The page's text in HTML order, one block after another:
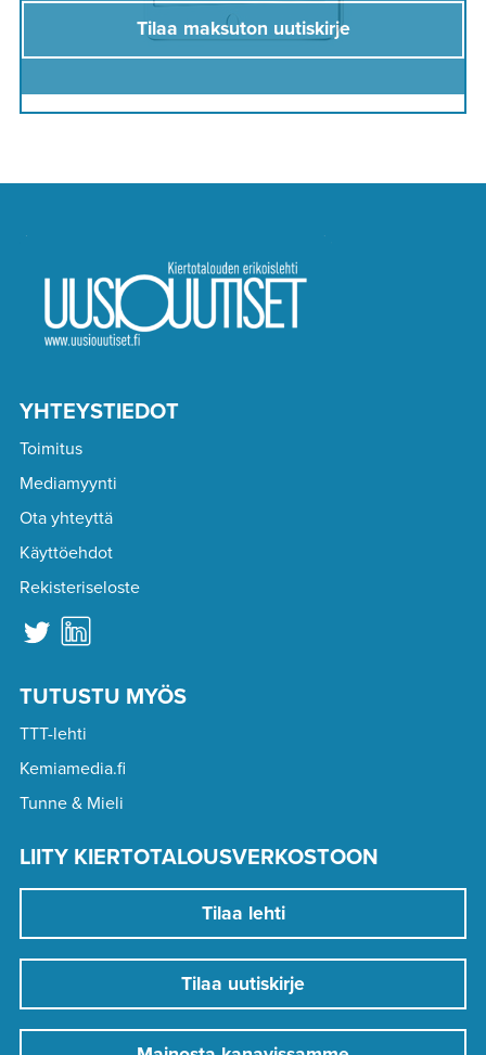
Tilaa maksuton uutiskirje
YHTEYSTIEDOT
Toimitus
Mediamyynti
Ota yhteyttä
Käyttöehdot
Rekisteriseloste
TUTUSTU MYÖS
TTT-lehti
Kemiamedia.fi
Tunne & Mieli
LIITY KIERTOTALOUSVERKOSTOON
Tilaa lehti
Tilaa uutiskirje